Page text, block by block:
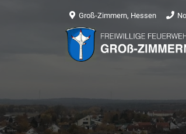
Groß-Zimmern, Hessen